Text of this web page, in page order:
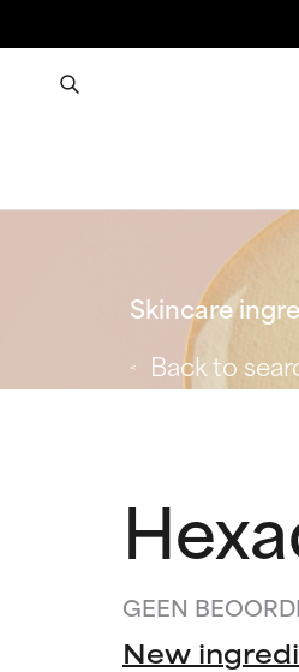
Skincare
Back to
GEEN
New